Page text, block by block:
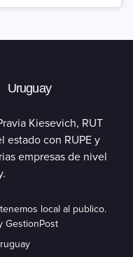
Uruguay
Kiesevich, RUT
estado con RUPE y
empresas de nivel
local al publico.
GestionPost